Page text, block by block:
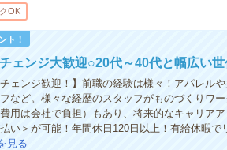
OK
ト！
ェンジ大歓迎○20代～40代と幅広い
チェンジ歓迎！】前職の経験は様々！アパレル
など。様々な経歴のスタッフがものづくりワ
用は会社で負担）もあり、将来的なキャリア
い＞が可能！年間休日120日以上！有給休暇
見る